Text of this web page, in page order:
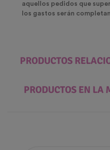
aquellos pedidos que
los gastos serán
PRODUCTOS
PRODUCTOS EN LA